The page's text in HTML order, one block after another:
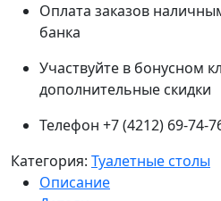
Оплата заказов
банка
Участвуйте в бонусном
дополнительные скидки
Телефон +7 (4212) 69-74-
Категория: Туалетные столы
Описание